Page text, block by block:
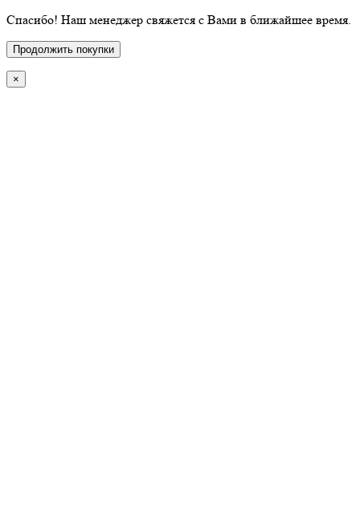
Спасибо! Наш менеджер свяжется с Вами в ближайшее время.
Продолжить покупки
×